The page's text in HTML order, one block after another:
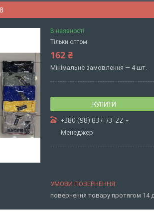
В наявності
Тільки оптом
162 ₴
Мінімальне замовлення — 4 шт.
КУПИТИ
+380 (98) 837-73-22
Менеджер
повернення товару протягом 14